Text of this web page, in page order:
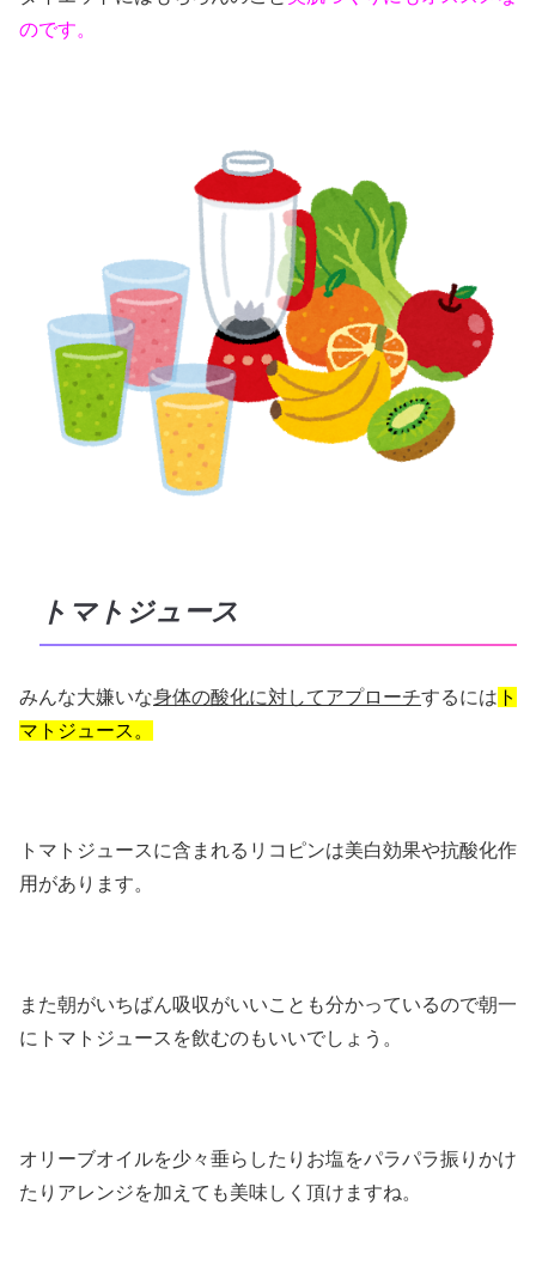
のです。
トマトジュース
みんな大嫌いな身体の酸化に対してアプローチするには ト
マトジュース。
トマトジュースに含まれるリコピンは美白効果や抗酸化作
用があります。
また朝がいちばん吸収がいいことも分かっているので朝一
にトマトジュースを飲むのもいいでしょう。
オリーブオイルを少々垂らしたりお塩をパラパラ振りかけ
たりアレンジを加えても美味しく頂けますね。